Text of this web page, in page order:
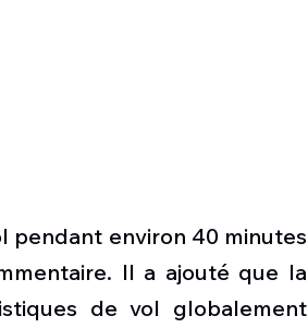
pendant environ 40 minutes
Il a ajouté que la
de vol globalement